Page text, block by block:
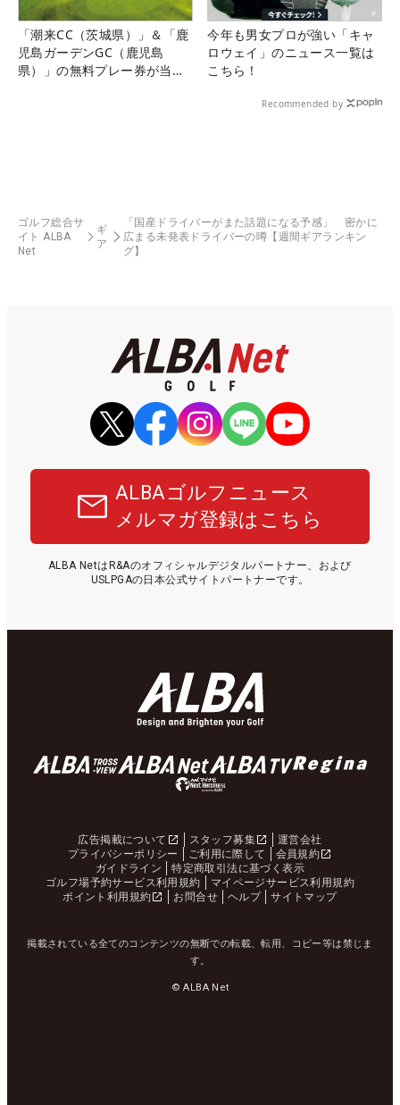
「潮来CC（茨城県）」＆「鹿
児島ガーデンGC（鹿児島
県）」の無料プレー券が当た
今年も男女プロが強い「キャ
ロウェイ」のニュース一覧は
こちら！
Recommended by
ゴルフ総合サ
イト ALBA
Net
ギ
ア
「国産ドライバーがまた話題になる予感」 密かに
広まる未発表ドライバーの噂【週間ギアランキン
グ】
ALBAゴルフニュース
メルマガ登録はこちら
ALBA NetはR&Aのオフィシャルデジタルパートナー、および
USLPGAの日本公式サイトパートナーです。
広告掲載について スタッフ募集
運営会社
プライバシーポリシー
ご利用に際して
会員規約
ガイドライン
特定商取引法に基づく表示
ゴルフ場予約サービス利用規約
マイページサービス利用規約
ポイント利用規約
お問合せ ヘルプ サイトマップ
掲載されている全てのコンテンツの無断での転載、転用、コピー等は禁じま
す。
© ALBA Net